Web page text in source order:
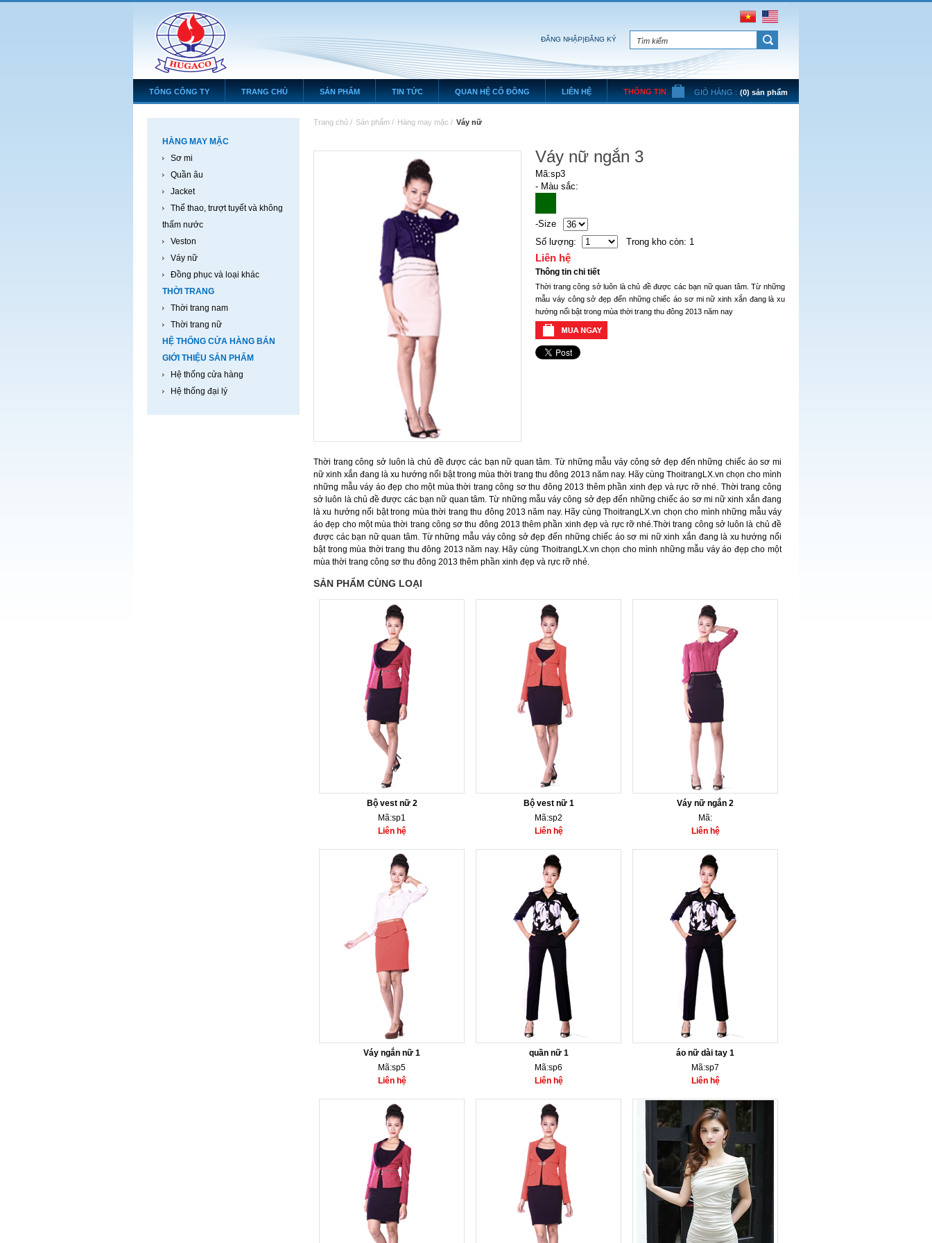
GIỎ HÀNG : (0) sản phẩm
ĐĂNG NHẬP|ĐĂNG KÝ
TỔNG CÔNG TY TRANG CHỦ SẢN PHẨM TIN TỨC QUAN HỆ CỔ ĐÔNG LIÊN HỆ THÔNG TIN
HÀNG MAY MẶC
Sơ mi
Quần âu
Jacket
Thể thao, trượt tuyết và không
thấm nước
Veston
Váy nữ
Đồng phục và loại khác
THỜI TRANG
Thời trang nam
Thời trang nữ
HỆ THỐNG CỬA HÀNG BÁN
GIỚI THIỆU SẢN PHẨM
Hệ thống cửa hàng
Hệ thống đại lý
Trang chủ / Sản phẩm / Hàng may mặc / Váy nữ
Váy nữ ngắn 3
Mã:sp3
- Màu sắc:
-Size
Số lượng:
Trong kho còn: 1
Liên hệ
Thông tin chi tiết
Thời trang công sở luôn là chủ đề được các bạn nữ quan tâm. Từ những
mẫu váy công sở đẹp đến những chiếc áo sơ mi nữ xinh xắn đang là xu
hướng nổi bật trong mùa thời trang thu đông 2013 năm nay
Thời trang công sở luôn là chủ đề được các bạn nữ quan tâm. Từ những mẫu váy công sở đẹp đến những chiếc áo sơ mi
nữ xinh xắn đang là xu hướng nổi bật trong mùa thời trang thu đông 2013 năm nay. Hãy cùng ThoitrangLX.vn chọn cho mình
những mẫu váy áo đẹp cho một mùa thời trang công sơ thu đông 2013 thêm phần xinh đẹp và rực rỡ nhé. Thời trang công
sở luôn là chủ đề được các bạn nữ quan tâm. Từ những mẫu váy công sở đẹp đến những chiếc áo sơ mi nữ xinh xắn đang
là xu hướng nổi bật trong mùa thời trang thu đông 2013 năm nay. Hãy cùng ThoitrangLX.vn chọn cho mình những mẫu váy
áo đẹp cho một mùa thời trang công sơ thu đông 2013 thêm phần xinh đẹp và rực rỡ nhé.Thời trang công sở luôn là chủ đề
được các bạn nữ quan tâm. Từ những mẫu váy công sở đẹp đến những chiếc áo sơ mi nữ xinh xắn đang là xu hướng nổi
bật trong mùa thời trang thu đông 2013 năm nay. Hãy cùng ThoitrangLX.vn chọn cho mình những mẫu váy áo đẹp cho một
mùa thời trang công sơ thu đông 2013 thêm phần xinh đẹp và rực rỡ nhé.
SẢN PHẨM CÙNG LOẠI
Bộ vest nữ 2
Mã:sp1
Liên hệ
Bộ vest nữ 1
Mã:sp2
Liên hệ
Váy nữ ngắn 2
Mã:
Liên hệ
Váy ngắn nữ 1
Mã:sp5
Liên hệ
quần nữ 1
Mã:sp6
Liên hệ
áo nữ dài tay 1
Mã:sp7
Liên hệ